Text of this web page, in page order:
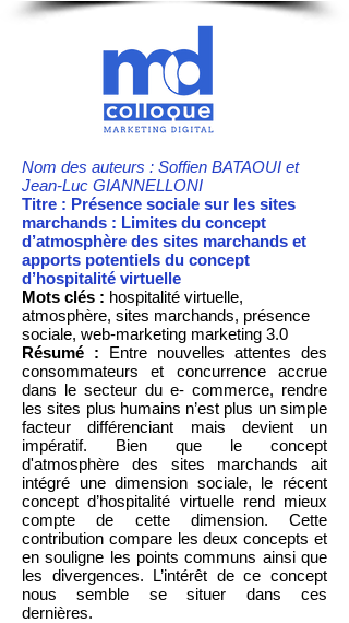
Nom des auteurs : Soffien BATAOUI et
Jean-Luc GIANNELLONI
Titre : Présence sociale sur les sites
marchands : Limites du concept
d’atmosphère des sites marchands et
apports potentiels du concept
d’hospitalité virtuelle
Mots clés : hospitalité virtuelle,
atmosphère, sites marchands, présence
sociale, web-marketing marketing 3.0
Résumé : Entre nouvelles attentes des
consommateurs et concurrence accrue
dans le secteur du e- commerce, rendre
les sites plus humains n’est plus un simple
facteur différenciant mais devient un
impératif. Bien que le concept
d'atmosphère des sites marchands ait
intégré une dimension sociale, le récent
concept d’hospitalité virtuelle rend mieux
compte de cette dimension. Cette
contribution compare les deux concepts et
en souligne les points communs ainsi que
les divergences. L’intérêt de ce concept
nous semble se situer dans ces
dernières.